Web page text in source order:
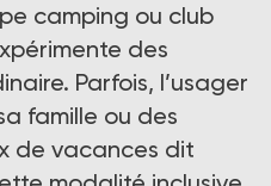
camping ou club
des
Parfois, l’usager
famille ou des
de vacances dit